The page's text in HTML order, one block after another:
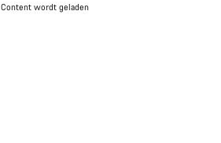
Content wordt geladen